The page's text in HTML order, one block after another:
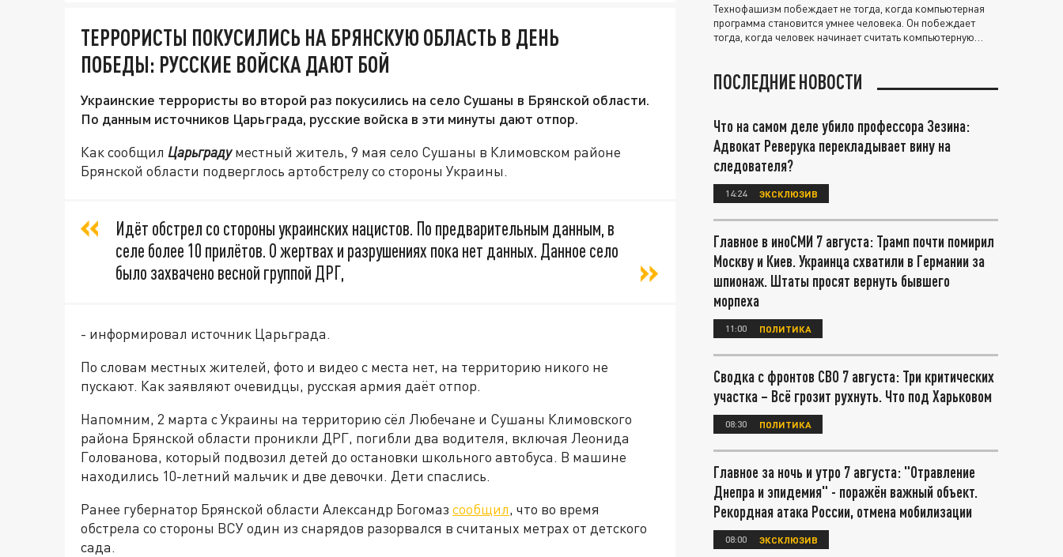
ТЕРРОРИСТЫ ПОКУСИЛИСЬ НА БРЯНСКУЮ ОБЛАСТЬ В ДЕНЬ
ПОБЕДЫ: РУССКИЕ ВОЙСКА ДАЮТ БОЙ
Украинские террористы во второй раз покусились на село Сушаны в Брянской области.
По данным источников Царьграда, русские войска в эти минуты дают отпор.
Как сообщил Царьградуместный житель, 9 мая село Сушаны в Климовском районе
Брянской области подверглось артобстрелу со стороны Украины.
Идёт обстрел со стороны украинских нацистов. По предварительным данным, в
селе более 10 прилётов. О жертвах и разрушениях пока нет данных. Данное село
было захвачено весной группой ДРГ,
- информировал источник Царьграда.
По словам местных жителей, фото и видео с места нет, на территорию никого не
пускают. Как заявляют очевидцы, русская армия даёт отпор.
Напомним, 2 марта с Украины на территорию сёл Любечане и Сушаны Климовского
района Брянской области проникли ДРГ, погибли два водителя, включая Леонида
Голованова, который подвозил детей до остановки школьного автобуса. В машине
находились 10-летний мальчик и две девочки. Дети спаслись.
Ранее губернатор Брянской области Александр Богомаз сообщил, что во время
обстрела со стороны ВСУ один из снарядов разорвался в считаных метрах от детского
сада.
Технофашизм побеждает не тогда, когда компьютерная
программа становится умнее человека. Он побеждает
тогда, когда человек начинает считать компьютерную
ПОСЛЕДНИЕ НОВОСТИ
Что на самом деле убило профессора Зезина:
Адвокат Реверука перекладывает вину на
следователя?
14:24 ЭКСКЛЮЗИВ
Главное в иноСМИ 7 августа: Трамп почти помирил
Москву и Киев. Украинца схватили в Германии за
шпионаж. Штаты просят вернуть бывшего
морпеха
11:00 ПОЛИТИКА
Сводка с фронтов СВО 7 августа: Три критических
участка – Всё грозит рухнуть. Что под Харьковом
08:30 ПОЛИТИКА
Главное за ночь и утро 7 августа: "Отравление
Днепра и эпидемия" - поражён важный объект.
Рекордная атака России, отмена мобилизации
08:00 ЭКСКЛЮЗИВ